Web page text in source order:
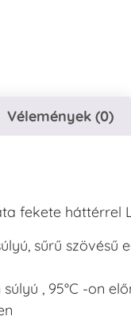
Vélemények (0)
fekete háttérrel
sűrű
, 95°C -on